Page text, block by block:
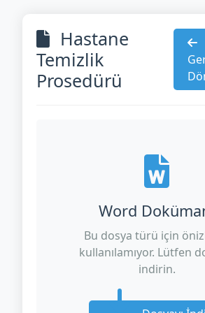
Hastane
Temizlik
Prosedürü
Word
Bu dosya türü için
kullanılamıyor. Lütfen
indirin.